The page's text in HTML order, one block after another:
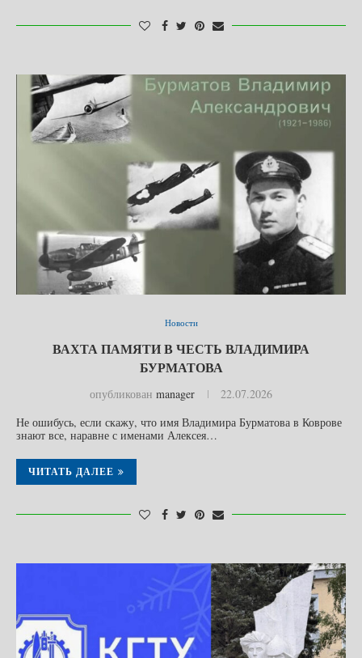
Новости
ВАХТА ПАМЯТИ В ЧЕСТЬ ВЛАДИМИРА
БУРМАТОВА
опубликован manager
22.07.2026
Не ошибусь, если скажу, что имя Владимира Бурматова в Коврове
знают все, наравне с именами Алексея…
ЧИТАТЬ ДАЛЕЕ